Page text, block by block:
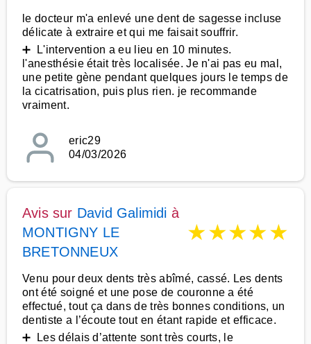
le docteur m'a enlevé une dent de sagesse incluse
délicate à extraire et qui me faisait souffrir.
➕ L'intervention a eu lieu en 10 minutes.
l'anesthésie était très localisée. Je n'ai pas eu mal,
une petite gène pendant quelques jours le temps de
la cicatrisation, puis plus rien. je recommande
vraiment.
eric29
04/03/2026
Avis sur David Galimidi à
MONTIGNY LE
BRETONNEUX
★★★★★
Venu pour deux dents très abîmé, cassé. Les dents
ont été soigné et une pose de couronne a été
effectué, tout ça dans de très bonnes conditions, un
dentiste a l’écoute tout en étant rapide et efficace.
➕ Les délais d’attente sont très courts, le